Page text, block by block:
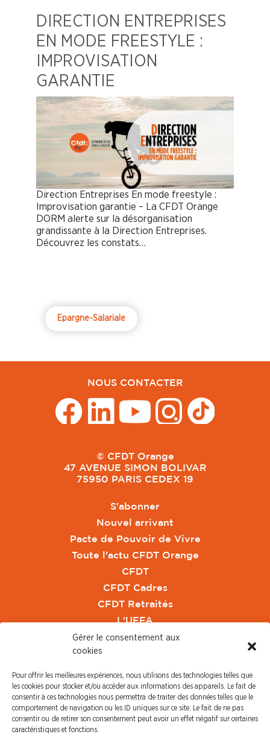
Gérer le consentement aux
cookies
Pour offrir les meilleures expériences, nous utilisons des technologies telles que
les cookies pour stocker et/ou accéder aux informations des appareils. Le fait de
consentir à ces technologies nous permettra de traiter des données telles que le
comportement de navigation ou les ID uniques sur ce site. Le fait de ne pas
consentir ou de retirer son consentement peut avoir un effet négatif sur certaines
caractéristiques et fonctions.
DIRECTION ENTREPRISES
EN MODE FREESTYLE :
IMPROVISATION
GARANTIE
Direction Entreprises En mode freestyle :
Improvisation garantie – La CFDT Orange
DORM alerte sur la désorganisation
grandissante à la Direction Entreprises.
Découvrez les constats…
Epargne-Salariale
NOUS CONTACTER
© CFDT Orange
47 AVENUE SIMON BOLIVAR
75950 PARIS CEDEX 19
S'abonner
Nouvel arrivant
Pacte de Pouvoir de Vivre
Toute l'actu CFDT Orange
CFDT
CFDT Cadres
CFDT Retraités
L'UFFA
CFDT F3C
Communiqué de Presse
Revue de Presse
Nous contacter